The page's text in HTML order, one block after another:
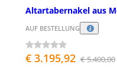
Altartabernakel aus
AUF BESTELLUNG
€ 3.195,92 € 5.400,00